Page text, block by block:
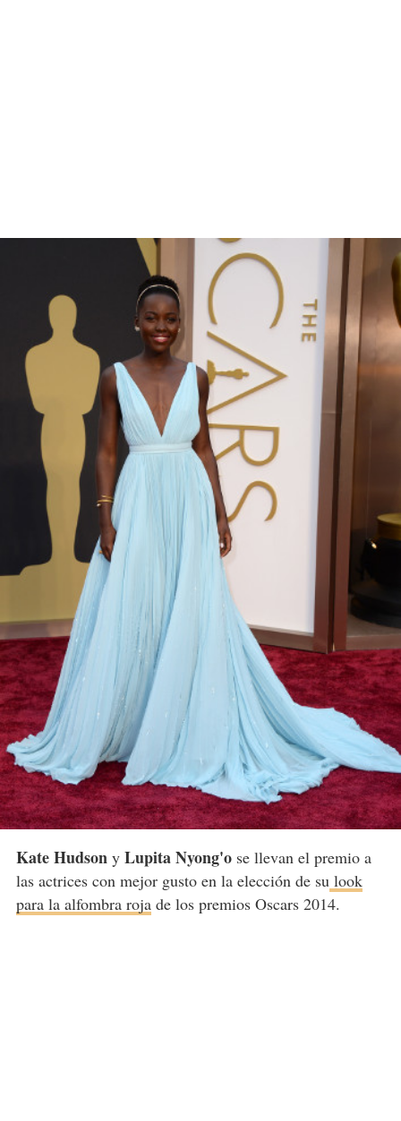
Kate Hudson y Lupita Nyong'ose llevan el premio a
las actrices con mejor gusto en la elección de su look
para la alfombra rojade los premios Oscars 2014.